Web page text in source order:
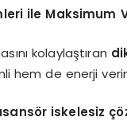
ile Maksimum
kolaylaştıran
hem de enerji
iskelesiz